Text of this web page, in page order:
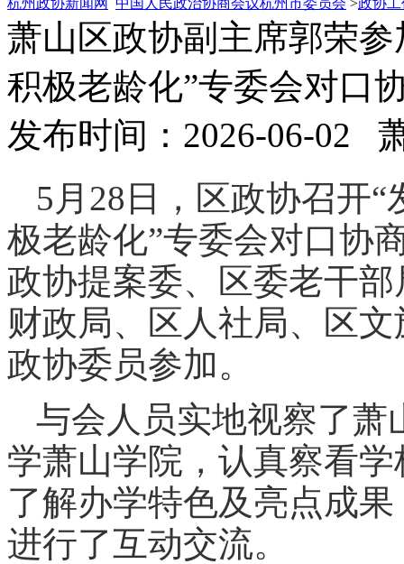
杭州政协新闻网 中国人民政治协商会议杭州市委员会 >政协工
萧山区政协副主席郭荣
积极老龄化”专委会对口
发布时间：2026-06-02
5月28日，区政协召开
极老龄化”专委会对口协
政协提案委、区委老干
财政局、区人社局、区
政协委员参加。
与会人员实地视察了萧
学萧山学院，认真察看
了解办学特色及亮点成
进行了互动交流。